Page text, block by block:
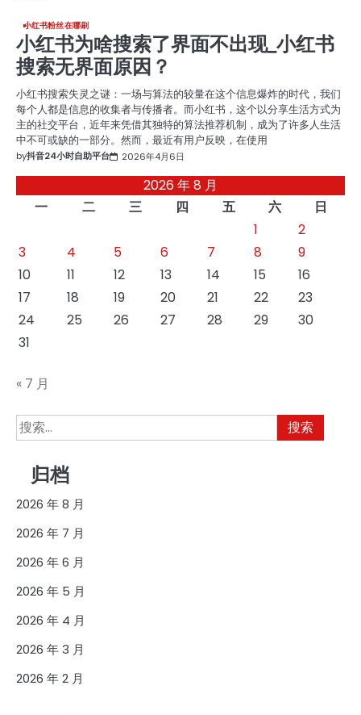
小红书粉丝在哪刷
小红书为啥搜索了界面不出现_小红书
搜索无界面原因？
小红书搜索失灵之谜：一场与算法的较量在这个信息爆炸的时代，我们
每个人都是信息的收集者与传播者。而小红书，这个以分享生活方式为
主的社交平台，近年来凭借其独特的算法推荐机制，成为了许多人生活
中不可或缺的一部分。然而，最近有用户反映，在使用
by抖音24小时自助平台 2026年4月6日
2026 年 8 月
一
二 三 四 五 六
日
1
2
3
4 5 6 7 8
9
10
11 12 13 14 15
16
17
18 19 20 21 22
23
24
25 26 27 28 29
30
31
« 7 月
搜
索：
归档
2026 年 8 月
2026 年 7 月
2026 年 6 月
2026 年 5 月
2026 年 4 月
2026 年 3 月
2026 年 2 月